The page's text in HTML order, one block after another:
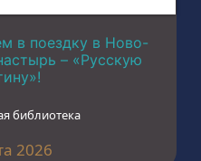
в поездку в Ново-
– «Русскую
библиотека
2026